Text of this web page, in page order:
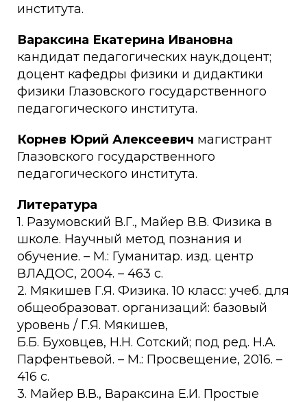
института.
Вараксина Екатерина Ивановна
кандидат педагогических наук,доцент;
доцент кафедры физики и дидактики
физики Глазовского государственного
педагогического института.
Корнев Юрий Алексеевич магистрант
Глазовского государственного
педагогического института.
Литература
1. Разумовский В.Г., Майер В.В. Физика в
школе. Научный метод познания и
обучение. – М.: Гуманитар. изд. центр
ВЛАДОС, 2004. – 463 с.
2. Мякишев Г.Я. Физика. 10 класс: учеб. для
общеобразоват. организаций: базовый
уровень / Г.Я. Мякишев,
Б.Б. Буховцев, Н.Н. Сотский; под ред. Н.А.
Парфентьевой. – М.: Просвещение, 2016. –
416 с.
3. Майер В.В., Вараксина Е.И. Простые